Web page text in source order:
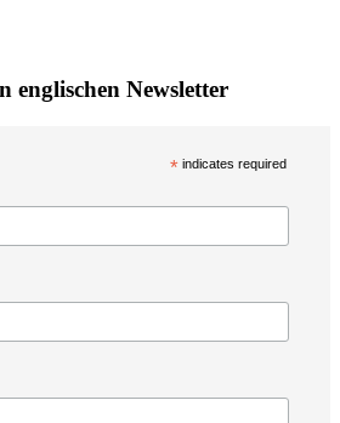
englischen Newsletter
* indicates required